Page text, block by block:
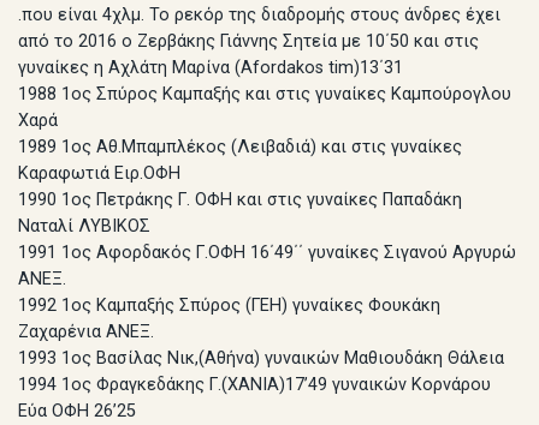
.που είναι 4χλμ. Το ρεκόρ της διαδρομής στους άνδρες έχει
από το 2016 ο Ζερβάκης Γιάννης Σητεία με 10΄50 και στις
γυναίκες η Αχλάτη Μαρίνα (Afordakos tim)13΄31
1988 1ος Σπύρος Καμπαξής και στις γυναίκες Καμπούρογλου
Χαρά
1989 1ος Αθ.Μπαμπλέκος (Λειβαδιά) και στις γυναίκες
Καραφωτιά Ειρ.ΟΦΗ
1990 1ος Πετράκης Γ. ΟΦΗ και στις γυναίκες Παπαδάκη
Ναταλί ΛΥΒΙΚΟΣ
1991 1ος Αφορδακός Γ.ΟΦΗ 16΄49΄΄ γυναίκες Σιγανού Αργυρώ
ΑΝΕΞ.
1992 1ος Καμπαξής Σπύρος (ΓΕΗ) γυναίκες Φουκάκη
Ζαχαρένια ΑΝΕΞ.
1993 1ος Βασίλας Νικ,(Αθήνα) γυναικών Μαθιουδάκη Θάλεια
1994 1ος Φραγκεδάκης Γ.(ΧΑΝΙΑ)17’49 γυναικών Κορνάρου
Εύα ΟΦΗ 26’25